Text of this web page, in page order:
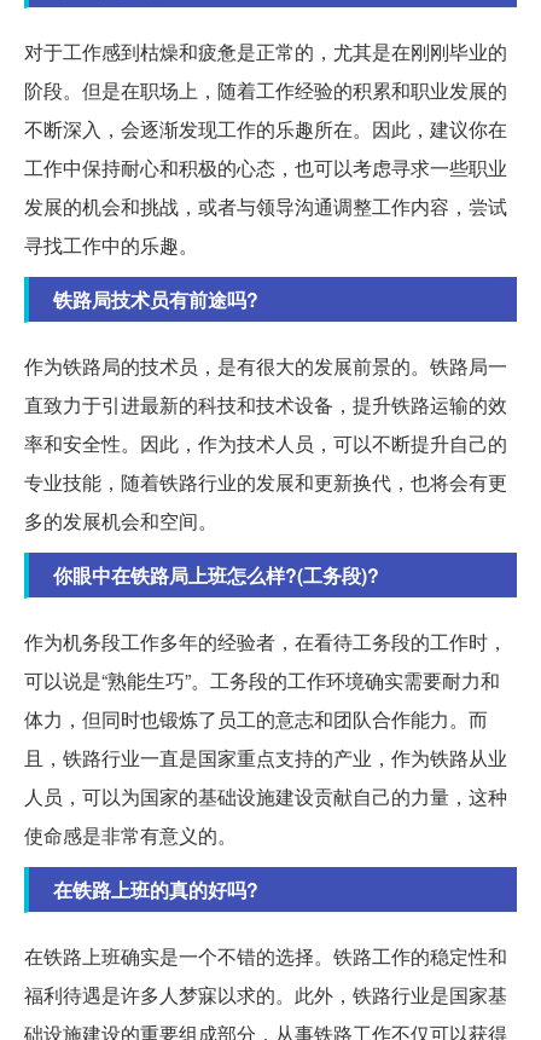
对于工作感到枯燥和疲惫是正常的，尤其是在刚刚毕业的
阶段。但是在职场上，随着工作经验的积累和职业发展的
不断深入，会逐渐发现工作的乐趣所在。因此，建议你在
工作中保持耐心和积极的心态，也可以考虑寻求一些职业
发展的机会和挑战，或者与领导沟通调整工作内容，尝试
寻找工作中的乐趣。
铁路局技术员有前途吗?
作为铁路局的技术员，是有很大的发展前景的。铁路局一
直致力于引进最新的科技和技术设备，提升铁路运输的效
率和安全性。因此，作为技术人员，可以不断提升自己的
专业技能，随着铁路行业的发展和更新换代，也将会有更
多的发展机会和空间。
你眼中在铁路局上班怎么样?(工务段)?
作为机务段工作多年的经验者，在看待工务段的工作时，
可以说是“熟能生巧”。工务段的工作环境确实需要耐力和
体力，但同时也锻炼了员工的意志和团队合作能力。而
且，铁路行业一直是国家重点支持的产业，作为铁路从业
人员，可以为国家的基础设施建设贡献自己的力量，这种
使命感是非常有意义的。
在铁路上班的真的好吗?
在铁路上班确实是一个不错的选择。铁路工作的稳定性和
福利待遇是许多人梦寐以求的。此外，铁路行业是国家基
础设施建设的重要组成部分，从事铁路工作不仅可以获得